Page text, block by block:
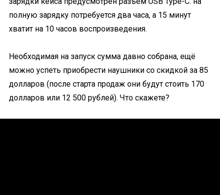
полную зарядку потребуется два часа, а 15 минут
хватит на 10 часов воспроизведения.
Необходимая на запуск сумма давно собрана, ещё
можно успеть приобрести наушники со скидкой за 85
долларов (после старта продаж они будут стоить 170
долларов или 12 500 рублей). Что скажете?